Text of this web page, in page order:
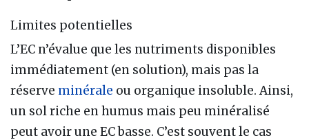
Limites potentielles
L’EC n’évalue que les nutriments disponibles
immédiatement (en solution), mais pas la
réserve minérale ou organique insoluble. Ainsi,
un sol riche en humus mais peu minéralisé
peut avoir une EC basse. C’est souvent le cas